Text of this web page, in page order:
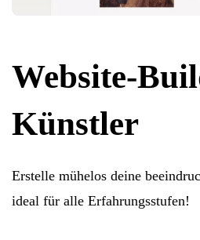
Website-
Künstler
Erstelle mühelos deine
ideal für alle Erfahrungsstufen!